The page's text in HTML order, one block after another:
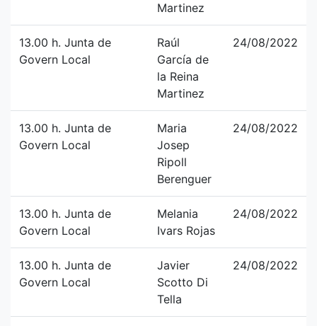
Martinez
13.00 h. Junta de
Govern Local
Raúl
García de
la Reina
Martinez
24/08/2022
13.00 h. Junta de
Govern Local
Maria
Josep
Ripoll
Berenguer
24/08/2022
13.00 h. Junta de
Govern Local
Melania
Ivars Rojas
24/08/2022
13.00 h. Junta de
Govern Local
Javier
Scotto Di
Tella
24/08/2022